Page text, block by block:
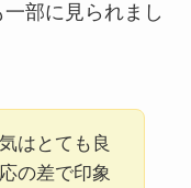
部に見られまし
はとても良
の差で印象